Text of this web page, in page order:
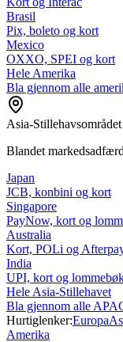
Brasil
Pix, boleto og kort
Mexico
OXXO, SPEI og kort
Hele Amerika
Bla gjennom alle
Asia-Stillehavsområdet
Blandet markedsadfærd
Japan
JCB, konbini og kort
Singapore
PayNow, kort og
Australia
Kort, POLi og
India
UPI, kort og
Hele Asia-Stillehavet
Bla gjennom alle
Hurtiglenker:Europa
Amerika